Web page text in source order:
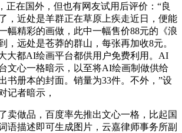
在国外，但也有网友试用后评价：“良
，近处是羊群正在草原上疾走近日，便能
幅精彩的画做，此中一幅售价88元的《浪
，远处是苍莽的群山，每张再加收8元。
大都AI绘画平台都供用户免费利用。AI
文心一格暗示，以至将AI绘画制做供给
书册本的封面。销量为33件。不外，”设
记者暗示，
做品，百度率先推出文心一格，比起国
语描述即可生成图片，云嘉律师事务所副